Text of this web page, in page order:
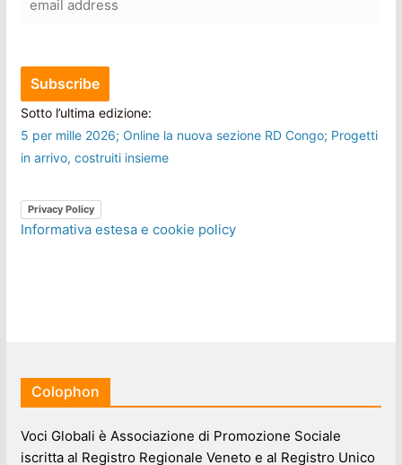
Sotto l’ultima edizione:
5 per mille 2026; Online la nuova sezione RD Congo; Progetti
in arrivo, costruiti insieme
Privacy Policy
Informativa estesa e cookie policy
Colophon
Voci Globali è Associazione di Promozione Sociale
iscritta al Registro Regionale Veneto e al Registro Unico